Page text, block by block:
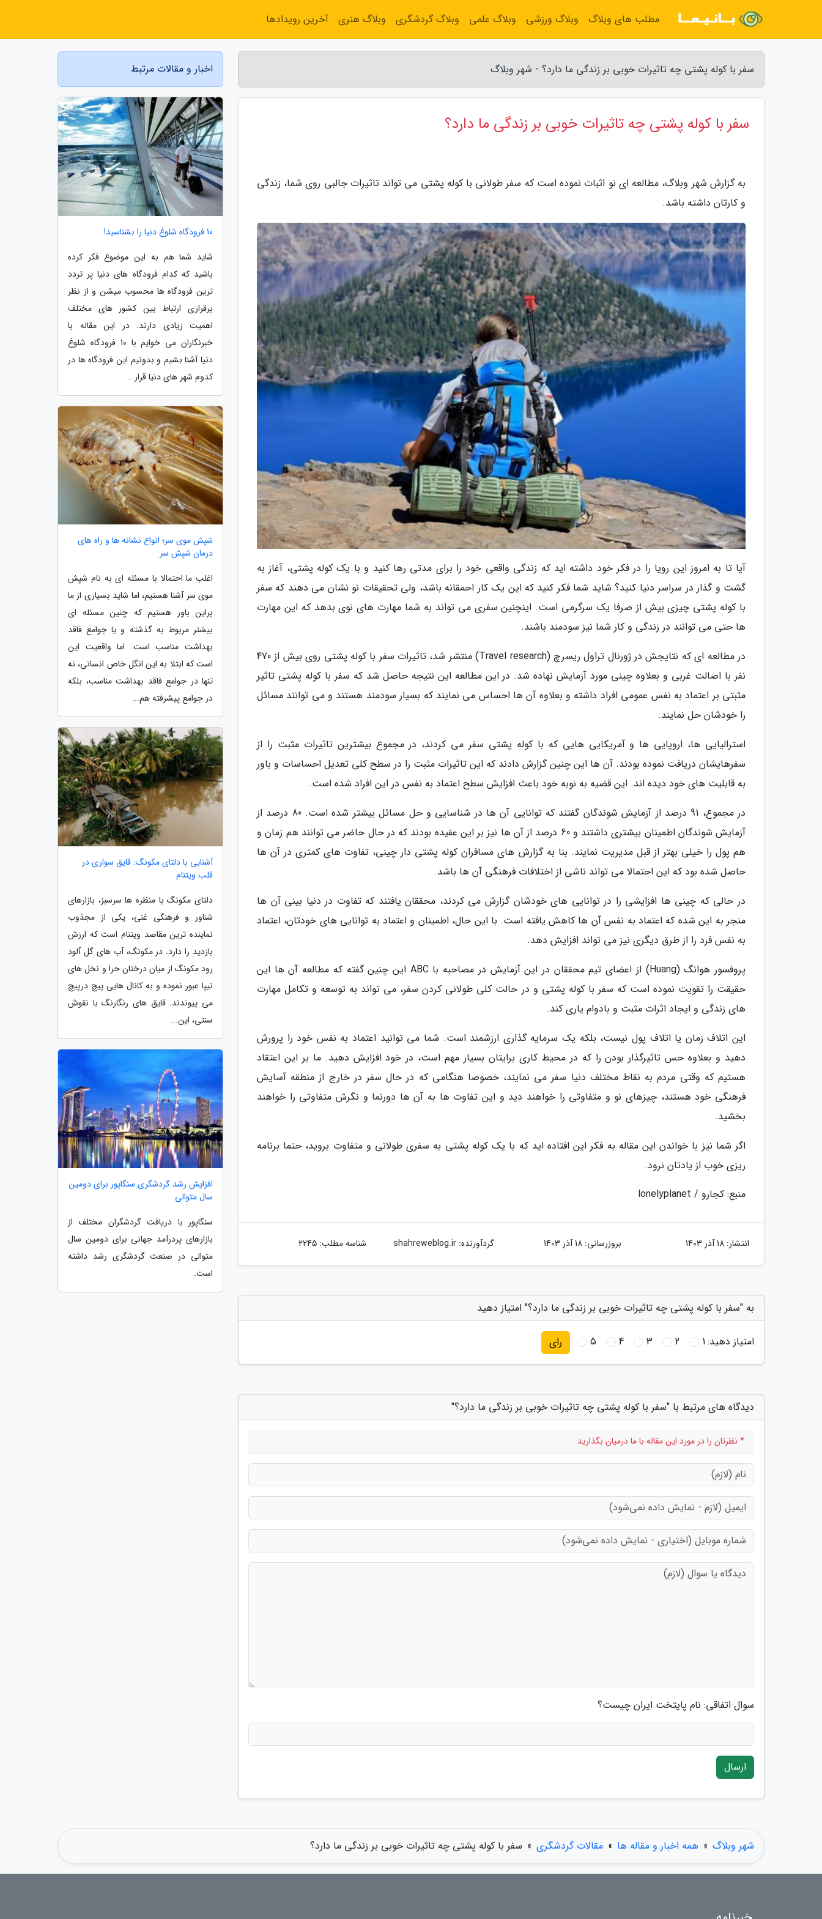
سفر با کوله پشتی چه تاثیرات خوبی بر زندگی ما دارد؟ - شهر وبلاگ
سفر با کوله پشتی چه تاثیرات خوبی بر زندگی ما دارد؟
به گزارش شهر وبلاگ، مطالعه ای نو اثبات نموده است که سفر طولانی با کوله پشتی می تواند تاثیرات جالبی روی شما، زندگی
و کارتان داشته باشد.
آیا تا به امروز این رویا را در فکر خود داشته اید که زندگی واقعی خود را برای مدتی رها کنید و با یک کوله پشتی، آغاز به
گشت و گذار در سراسر دنیا کنید؟ شاید شما فکر کنید که این یک کار احمقانه باشد، ولی تحقیقات نو نشان می دهند که سفر
با کوله پشتی چیزی بیش از صرفا یک سرگرمی است. اینچنین سفری می تواند به شما مهارت های نوی بدهد که این مهارت
ها حتی می توانند در زندگی و کار شما نیز سودمند باشند.
در مطالعه ای که نتایجش در ژورنال تراول ریسرچ (Travel research) منتشر شد، تاثیرات سفر با کوله پشتی روی بیش از 470
نفر با اصالت غربی و بعلاوه چینی مورد آزمایش نهاده شد. در این مطالعه این نتیجه حاصل شد که سفر با کوله پشتی تاثیر
مثبتی بر اعتماد به نفس عمومی افراد داشته و بعلاوه آن ها احساس می نمایند که بسیار سودمند هستند و می توانند مسائل
را خودشان حل نمایند.
استرالیایی ها، اروپایی ها و آمریکایی هایی که با کوله پشتی سفر می کردند، در مجموع بیشترین تاثیرات مثبت را از
سفرهایشان دریافت نموده بودند. آن ها این چنین گزارش دادند که این تاثیرات مثبت را در سطح کلی تعدیل احساسات و باور
به قابلیت های خود دیده اند. این قضیه به نوبه خود باعث افزایش سطح اعتماد به نفس در این افراد شده است.
در مجموع، 91 درصد از آزمایش شوندگان گفتند که توانایی آن ها در شناسایی و حل مسائل بیشتر شده است. 80 درصد از
آزمایش شوندگان اطمینان بیشتری داشتند و 60 درصد از آن ها نیز بر این عقیده بودند که در حال حاضر می توانند هم زمان و
هم پول را خیلی بهتر از قبل مدیریت نمایند. بنا به گزارش های مسافران کوله پشتی دار چینی، تفاوت های کمتری در آن ها
حاصل شده بود که این احتمالا می تواند ناشی از اختلافات فرهنگی آن ها باشد.
در حالی که چینی ها افزایشی را در توانایی های خودشان گزارش می کردند، محققان یافتند که تفاوت در دنیا بینی آن ها
منجر به این شده که اعتماد به نفس آن ها کاهش یافته است. با این حال، اطمینان و اعتماد به توانایی های خودتان، اعتماد
به نفس فرد را از طرق دیگری نیز می تواند افزایش دهد.
پروفسور هوانگ (Huang) از اعضای تیم محققان در این آزمایش در مصاحبه با ABC این چنین گفته که مطالعه آن ها این
حقیقت را تقویت نموده است که سفر با کوله پشتی و در حالت کلی طولانی کردن سفر، می تواند به توسعه و تکامل مهارت
های زندگی و ایجاد اثرات مثبت و بادوام یاری کند.
این اتلاف زمان یا اتلاف پول نیست، بلکه یک سرمایه گذاری ارزشمند است. شما می توانید اعتماد به نفس خود را پرورش
دهید و بعلاوه حس تاثیرگذار بودن را که در محیط کاری برایتان بسیار مهم است، در خود افزایش دهید. ما بر این اعتقاد
هستیم که وقتی مردم به نقاط مختلف دنیا سفر می نمایند، خصوصا هنگامی که در حال سفر در خارج از منطقه آسایش
فرهنگی خود هستند، چیزهای نو و متفاوتی را خواهند دید و این تفاوت ها به آن ها دورنما و نگرش متفاوتی را خواهند
بخشید.
اگر شما نیز با خواندن این مقاله به فکر این افتاده اید که با یک کوله پشتی به سفری طولانی و متفاوت بروید، حتما برنامه
ریزی خوب از یادتان نرود.
منبع: کجارو / lonelyplanet
انتشار: 18 آذر 1403 بروزرسانی: 18 آذر 1403 گردآورنده:shahreweblog.ir شناسه مطلب: 2245
به "سفر با کوله پشتی چه تاثیرات خوبی بر زندگی ما دارد؟" امتیاز دهید
امتیاز دهید:1
2
3
4
5 رای
دیدگاه های مرتبط با "سفر با کوله پشتی چه تاثیرات خوبی بر زندگی ما دارد؟"
* نظرتان را در مورد این مقاله با ما درمیان بگذارید
سوال اتفاقی: نام پایتخت ایران چیست؟
ارسال
اخبار و مقالات مرتبط
10 فرودگاه شلوغ دنیا را بشناسید!
شاید شما هم به این موضوع فکر کرده
باشید که کدام فرودگاه های دنیا پر تردد
ترین فرودگاه ها محسوب میشن و از نظر
برقراری ارتباط بین کشور های مختلف
اهمیت زیادی دارند. در این مقاله با
خبرنگاران می خوایم با 10 فرودگاه شلوغ
دنیا آشنا بشیم و بدونیم این فرودگاه ها در
کدوم شهر های دنیا قرار...
شپش موی سر؛ انواع نشانه ها و راه های
درمان شپش سر
اغلب ما احتمالا با مسئله ای به نام شپش
موی سر آشنا هستیم، اما شاید بسیاری از ما
براین باور هستیم که چنین مسئله ای
بیشتر مربوط به گذشته و یا جوامع فاقد
بهداشت مناسب است. اما واقعیت این
است که ابتلا به این انگل خاص انسانی، نه
تنها در جوامع فاقد بهداشت مناسب، بلکه
در جوامع پیشرفته هم...
آشنایی با دلتای مکونگ: قایق سواری در
قلب ویتنام
دلتای مکونگ با منظره ها سرسبز، بازارهای
شناور و فرهنگی غنی، یکی از مجذوب
نماینده ترین مقاصد ویتنام است که ارزش
بازدید را دارد. در مکونگ، آب های گل آلود
رود مکونگ از میان درختان حرا و نخل های
نیپا عبور نموده و به کانال هایی پیچ درپیچ
می پیوندند. قایق های رنگارنگ با نقوش
سنتی، این...
افزایش رشد گردشگری سنگاپور برای دومین
سال متوالی
سنگاپور با دریافت گردشگران مختلف از
بازارهای پردرآمد جهانی برای دومین سال
متوالی در صنعت گردشگری رشد داشته
است.
شهر وبلاگ » همه اخبار و مقاله ها » مقالات گردشگری » سفر با کوله پشتی چه تاثیرات خوبی بر زندگی ما دارد؟
مطلب های وبلاگ وبلاگ ورزشی وبلاگ علمی وبلاگ گردشگری وبلاگ هنری آخرین رویدادها